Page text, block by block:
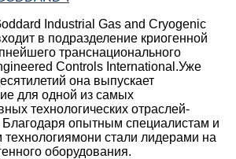
Industrial Gas and Cryogenic
в подразделение криогенной
транснационального
Controls International.Уже
она выпускает
для одной из самых
технологических отраслей-
Благодаря опытным специалистам и
стали лидерами на
оборудования.